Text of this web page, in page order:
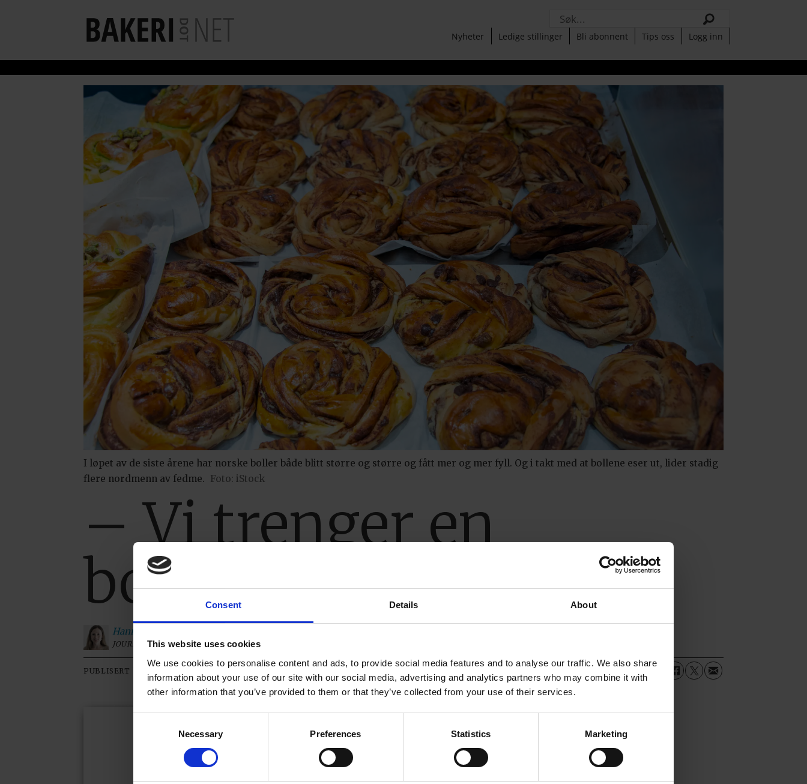
Consent Details About
This website uses cookies
We use cookies to personalise content and ads, to provide social media features and to analyse our traffic. We also share
information about your use of our site with our social media, advertising and analytics partners who may combine it with
other information that you’ve provided to them or that they’ve collected from your use of their services.
Necessary Preferences Statistics Marketing
Søk
Nyheter Ledige stillinger Bli abonnent Tips oss Logg inn
I løpet av de siste årene har norske boller både blitt større og større og fått mer og mer fyll. Og i takt med at bollene eser ut, lider stadig
flere nordmenn av fedme. Foto: iStock
– Vi trenger en
bollelov
Hanne Maria
JOURNALIST
PUBLISERT SIST OPPDATERT 18.05.2026 - 07:28
Kjære leser!